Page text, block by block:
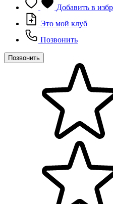
Добавить в
Это мой клуб
Позвонить
Позвонить